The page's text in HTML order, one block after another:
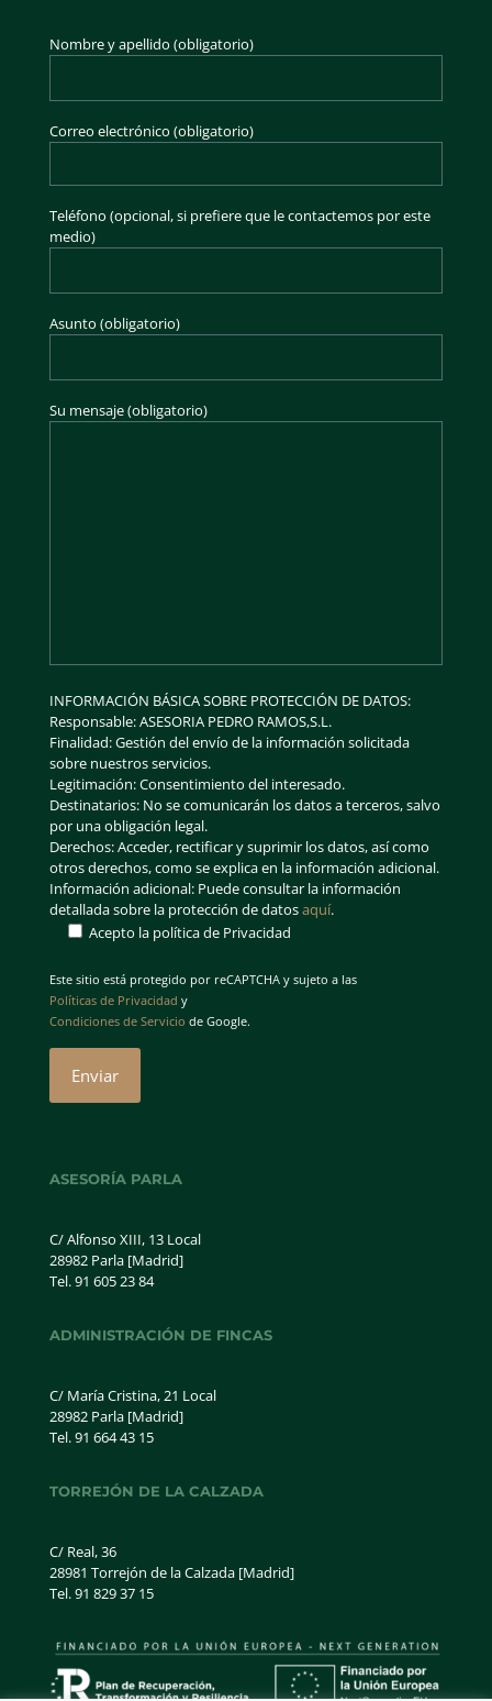
Nombre y apellido (obligatorio)
Correo electrónico (obligatorio)
Teléfono (opcional, si prefiere que le contactemos por este
medio)
Asunto (obligatorio)
Su mensaje (obligatorio)
INFORMACIÓN BÁSICA SOBRE PROTECCIÓN DE DATOS:
Responsable: ASESORIA PEDRO RAMOS,S.L.
Finalidad: Gestión del envío de la información solicitada
sobre nuestros servicios.
Legitimación: Consentimiento del interesado.
Destinatarios: No se comunicarán los datos a terceros, salvo
por una obligación legal.
Derechos: Acceder, rectificar y suprimir los datos, así como
otros derechos, como se explica en la información adicional.
Información adicional: Puede consultar la información
detallada sobre la protección de datosaquí.
Acepto la política de Privacidad
Este sitio está protegido por reCAPTCHA y sujeto a las
Políticas de Privacidad y
Condiciones de Servicio de Google.
ASESORÍA PARLA
C/ Alfonso XIII, 13 Local
28982 Parla [Madrid]
Tel. 91 605 23 84
ADMINISTRACIÓN DE FINCAS
C/ María Cristina, 21 Local
28982 Parla [Madrid]
Tel. 91 664 43 15
TORREJÓN DE LA CALZADA
C/ Real, 36
28981 Torrejón de la Calzada [Madrid]
Tel. 91 829 37 15